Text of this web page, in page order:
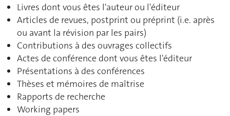
Livres dont vous êtes l'auteur ou l'éditeur
Articles de revues, postprint ou préprint (i.e. après
ou avant la révision par les pairs)
Contributions à des ouvrages collectifs
Actes de conférence dont vous êtes l'éditeur
Présentations à des conférences
Thèses et mémoires de maîtrise
Rapports de recherche
Working papers